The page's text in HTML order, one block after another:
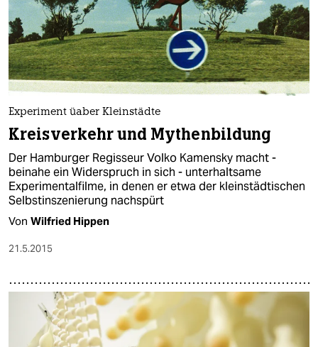
Experiment üaber Kleinstädte
Kreisverkehr und Mythenbildung
Der Hamburger Regisseur Volko Kamensky macht -
beinahe ein Widerspruch in sich - unterhaltsame
Experimentalfilme, in denen er etwa der kleinstädtischen
Selbstinszenierung nachspürt
Von Wilfried Hippen
21.5.2015